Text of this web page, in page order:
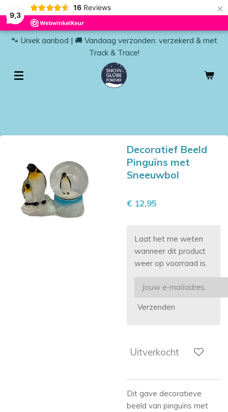
9,3
16 Reviews ×
🐾 Uniek aanbod | 🚚 Vandaag verzonden: verzekerd & met
Track & Trace!
Decoratief Beeld
Pinguïns met
Sneeuwbol
€ 12,95
Laat het me weten
wanneer dit product
weer op voorraad is.
Verzenden
Uitverkocht
Dit gave decoratieve
beeld van pinguïns met